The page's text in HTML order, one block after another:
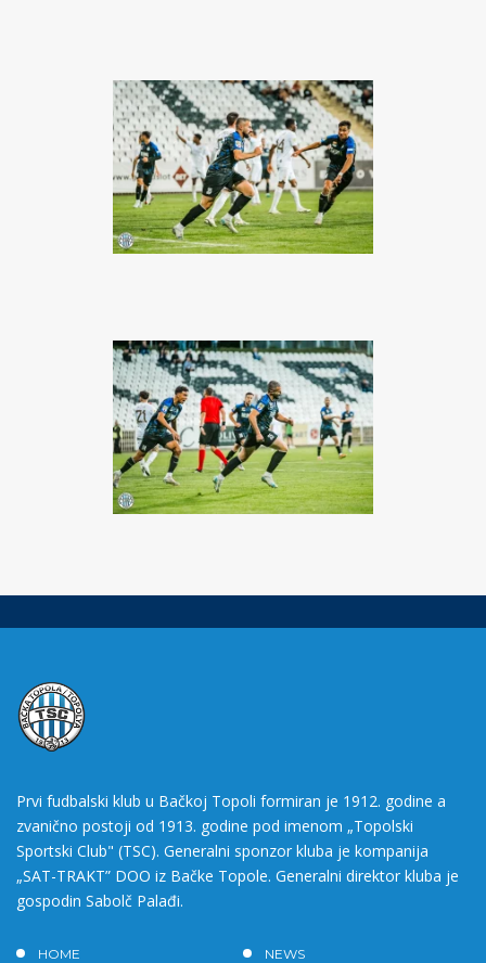
Prvi fudbalski klub u Bačkoj Topoli formiran je 1912. godine a
zvanično postoji od 1913. godine pod imenom „Topolski
Sportski Club" (TSC). Generalni sponzor kluba je kompanija
„SAT-TRAKT” DOO iz Bačke Topole. Generalni direktor kluba je
gospodin Sabolč Palađi.
HOME
NEWS